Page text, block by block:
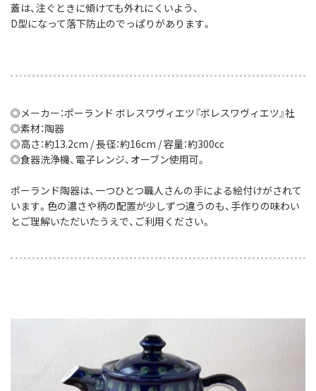
蓋は、注ぐときに傾けても外れにくいよう、
D型になって落下防止のでっぱりがあります。
◎メーカー：ポーランド ボレスワヴィエツ『ボレスワヴィエツ』社
◎素材：陶器
◎高さ：約13.2cm / 長径：約16cm / 容量：約300cc
◎食器洗浄機、電子レンジ、オーブン使用可。
ポーランド陶器は、一つひとつ職人さんの手による絵付けがされて
います。色の濃さや柄の配置が少しずつ違うのも、手作りの味わい
とご理解いただいたうえで、ご利用ください。